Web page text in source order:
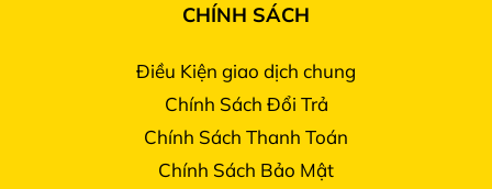
CHÍNH SÁCH
Điều Kiện giao dịch chung
Chính Sách Đổi Trả
Chính Sách Thanh Toán
Chính Sách Bảo Mật